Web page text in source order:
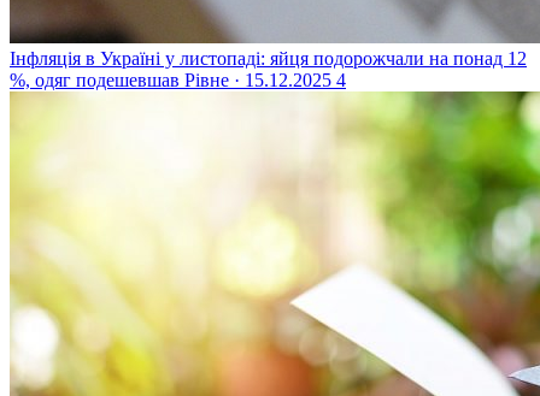
Інфляція в Україні у листопаді: яйця подорожчали на понад 12
%, одяг подешевшав Рівне · 15.12.2025 4